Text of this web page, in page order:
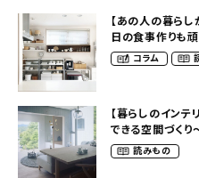
【あの人の暮ら
日の食事作りも
かた（コラム
【暮らしのインテ
できる空間づくり
（olney.03さん）
読みもの